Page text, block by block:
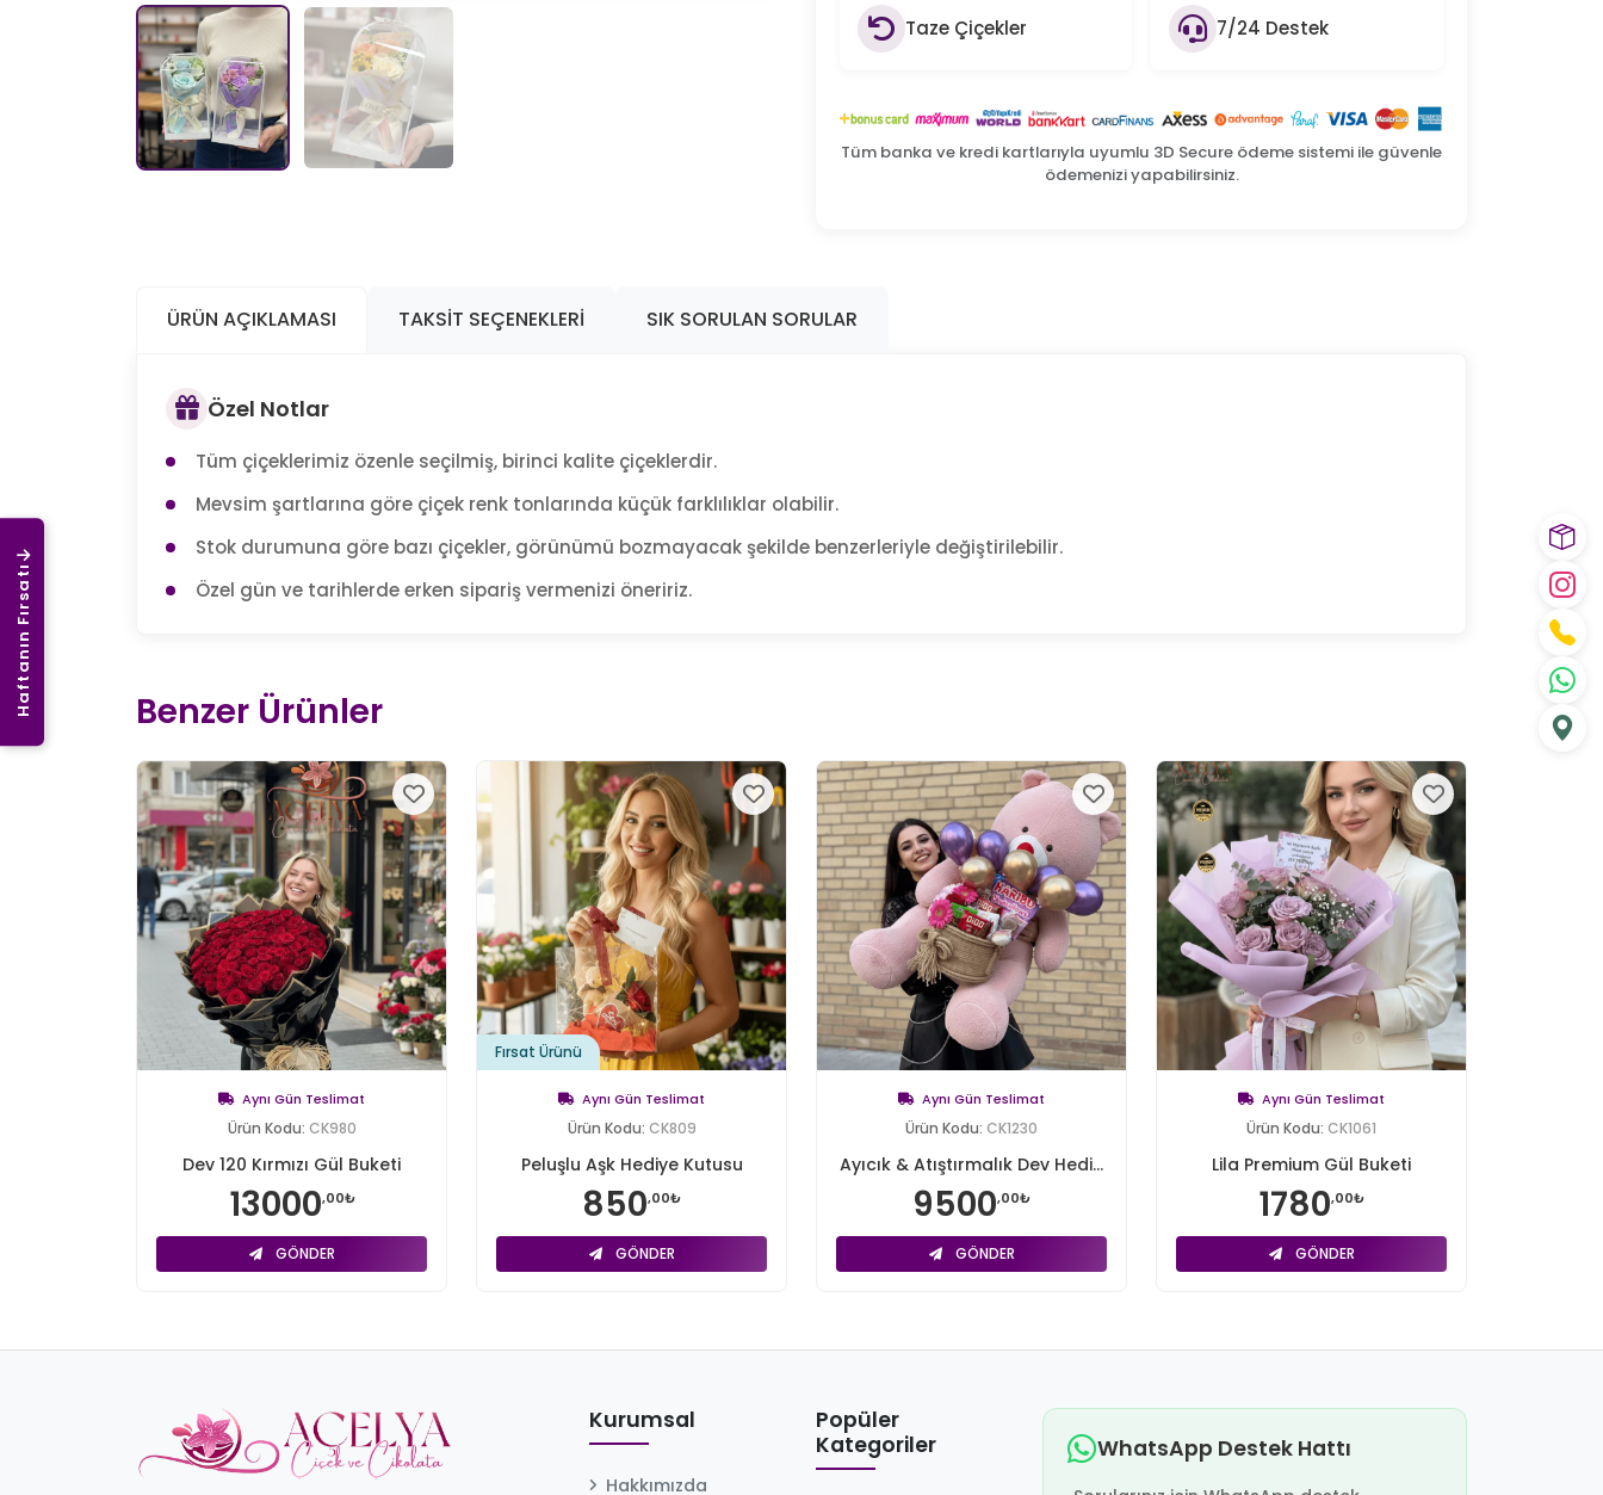
Haftanın Fırsatı
Taze Çiçekler 7/24 Destek
Tüm banka ve kredi kartlarıyla uyumlu 3D Secure ödeme sistemi ile güvenle
ödemenizi yapabilirsiniz.
ÜRÜN AÇIKLAMASI TAKSIT SEÇENEKLERI SIK SORULAN SORULAR
Özel Notlar
Tüm çiçeklerimiz özenle seçilmiş, birinci kalite çiçeklerdir.
Mevsim şartlarına göre çiçek renk tonlarında küçük farklılıklar olabilir.
Stok durumuna göre bazı çiçekler, görünümü bozmayacak şekilde benzerleriyle değiştirilebilir.
Özel gün ve tarihlerde erken sipariş vermenizi öneririz.
Benzer Ürünler
Aynı Gün Teslimat
Ürün Kodu: CK980
Dev 120 Kırmızı Gül Buketi
13000,00₺
GÖNDER
Fırsat Ürünü
Aynı Gün Teslimat
Ürün Kodu: CK809
Peluşlu Aşk Hediye Kutusu
850,00₺
GÖNDER
Aynı Gün Teslimat
Ürün Kodu: CK1230
Ayıcık & Atıştırmalık Dev Hedi...
9500,00₺
GÖNDER
Aynı Gün Teslimat
Ürün Kodu: CK1061
Lila Premium Gül Buketi
1780,00₺
GÖNDER
Kurumsal
Hakkımızda
Popüler
Kategoriler
WhatsApp Destek Hattı